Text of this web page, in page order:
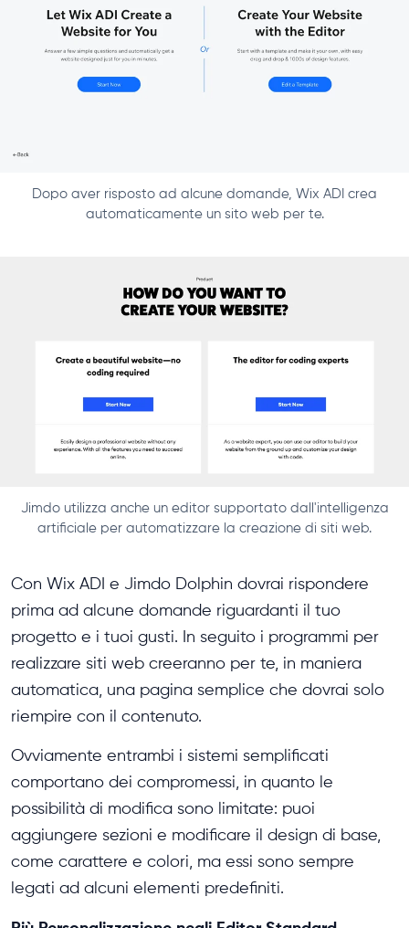
Dopo aver risposto ad alcune domande, Wix ADI crea
automaticamente un sito web per te.
Jimdo utilizza anche un editor supportato dall'intelligenza
artificiale per automatizzare la creazione di siti web.
Con Wix ADI e Jimdo Dolphin dovrai rispondere
prima ad alcune domande riguardanti il tuo
progetto e i tuoi gusti. In seguito i programmi per
realizzare siti web creeranno per te, in maniera
automatica, una pagina semplice che dovrai solo
riempire con il contenuto.
Ovviamente entrambi i sistemi semplificati
comportano dei compromessi, in quanto le
possibilità di modifica sono limitate: puoi
aggiungere sezioni e modificare il design di base,
come carattere e colori, ma essi sono sempre
legati ad alcuni elementi predefiniti.